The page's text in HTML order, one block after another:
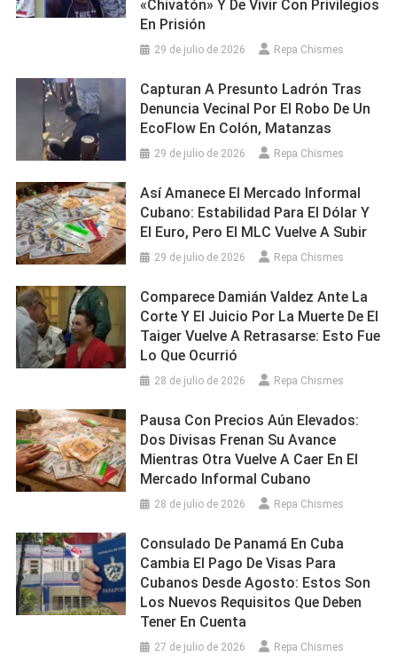
«chivatón» Y De Vivir Con Privilegios
En Prisión
29 de julio de 2026 Repa Chismes
Capturan A Presunto Ladrón Tras
Denuncia Vecinal Por El Robo De Un
EcoFlow En Colón, Matanzas
29 de julio de 2026 Repa Chismes
Así Amanece El Mercado Informal
Cubano: Estabilidad Para El Dólar Y
El Euro, Pero El MLC Vuelve A Subir
29 de julio de 2026 Repa Chismes
Comparece Damián Valdez Ante La
Corte Y El Juicio Por La Muerte De El
Taiger Vuelve A Retrasarse: Esto Fue
Lo Que Ocurrió
28 de julio de 2026 Repa Chismes
Pausa Con Precios Aún Elevados:
Dos Divisas Frenan Su Avance
Mientras Otra Vuelve A Caer En El
Mercado Informal Cubano
28 de julio de 2026 Repa Chismes
Consulado De Panamá En Cuba
Cambia El Pago De Visas Para
Cubanos Desde Agosto: Estos Son
Los Nuevos Requisitos Que Deben
Tener En Cuenta
27 de julio de 2026 Repa Chismes